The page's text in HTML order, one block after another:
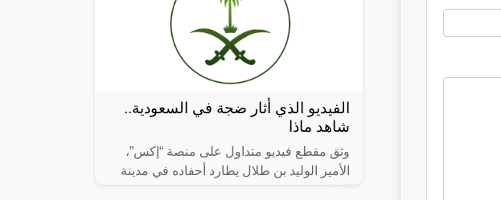
الفيديو الذي أثار ضجة في السعودية..
شاهد ماذا
وثق مقطع فيديو متداول على منصة “إكس”،
الأمير الوليد بن طلال يطارد أحفاده في مدينة